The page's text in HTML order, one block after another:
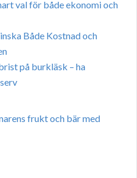
val för både ekonomi och
Både Kostnad och
på burkläsk – ha
frukt och bär med